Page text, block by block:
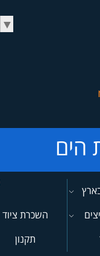
▼
השכרת ציוד
תקנון